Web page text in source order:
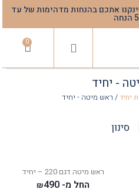
אתכם בהנחות מדהימות של עד
0
- יחיד
יחיד/ ראש מיטה - יחיד
סינון
ראש מיטה דגם 220 – יחיד
החל מ- ₪490